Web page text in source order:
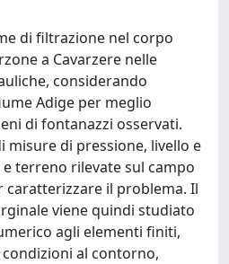
di filtrazione nel corpo
a Cavarzere nelle
considerando
Adige per meglio
di fontanazzi osservati.
misure di pressione, livello e
terreno rilevate sul campo
caratterizzare il problema. Il
viene quindi studiato
agli elementi finiti,
al contorno,